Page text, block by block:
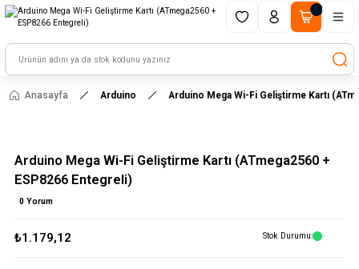
1500 TL ve üzeri alışverişlerinizde kargo ücretsiz!
HAYAL ET - TASARLA - ÇALIŞTIR
Anasayfa Arduino Arduino Mega Wi-Fi Geliştirme Kartı
Arduino Mega Wi-Fi Geliştirme Kartı (ATmega2560 +
ESP8266 Entegreli)
0 Yorum
₺1.179,12 Stok Durumu